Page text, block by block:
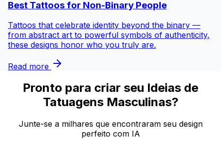
Best Tattoos for Non-Binary People
Tattoos that celebrate identity beyond the binary —
from abstract art to powerful symbols of authenticity,
these designs honor who you truly are.
Read more
Pronto para criar seu Ideias de
Tatuagens Masculinas?
Junte-se a milhares que encontraram seu design
perfeito com IA